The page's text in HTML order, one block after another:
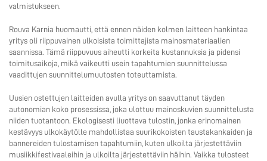
UKK
Ota yhteyttä
valmistukseen.
Rouva Karnia huomautti, että ennen näiden kolmen laitteen hankintaa
yritys oli riippuvainen ulkoisista toimittajista mainosmateriaalien
saannissa. Tämä riippuvuus aiheutti korkeita kustannuksia ja pidensi
toimitusaikoja, mikä vaikeutti usein tapahtumien suunnittelussa
vaadittujen suunnittelumuutosten toteuttamista.
Uusien ostettujen laitteiden avulla yritys on saavuttanut täyden
autonomian koko prosessissa, joka ulottuu mainoskuvien suunnittelusta
niiden tuotantoon. Ekologisesti liuottava tulostin, jonka erinomainen
kestävyys ulkokäytölle mahdollistaa suurikokoisten taustakankaiden ja
bannereiden tulostamisen tapahtumiin, kuten ulkoilta järjestettäviin
musiikkifestivaaleihin ja ulkoilta järjestettäviin häihin. Vaikka tulosteet